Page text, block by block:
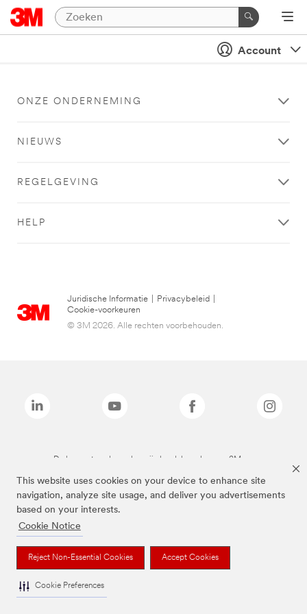
This website uses cookies on your device to enhance site
navigation, analyze site usage, and deliver you advertisements
based on your interests.
Cookie Notice
Reject Non-Essential Cookies Accept Cookies
Cookie Preferences
Account
ONZE ONDERNEMING
NIEUWS
REGELGEVING
HELP
Juridische Informatie Privacybeleid
Cookie-voorkeuren
© 3M 2026. Alle rechten voorbehouden.
De bovenstaande merken zijn handelsmerken van 3M.we